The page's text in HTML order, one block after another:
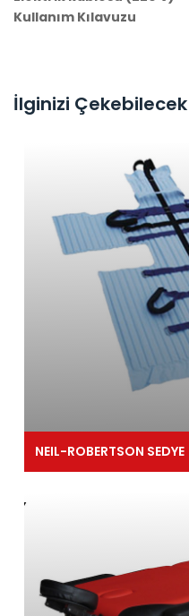
Kullanım Kılavuzu
İlginizi
NEIL-ROBERTSON SEDYE